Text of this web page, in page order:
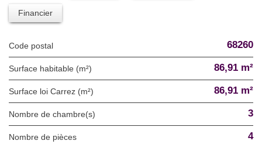
Financier
Code postal 68260
Surface habitable (m²) 86,91 m²
Surface loi Carrez (m²) 86,91 m²
Nombre de chambre(s) 3
Nombre de pièces 4